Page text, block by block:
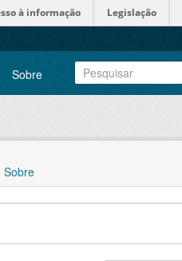
à informação Legislação
Sobre
Sobre